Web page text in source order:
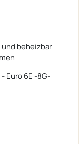
beheizbar
Euro 6E -8G-